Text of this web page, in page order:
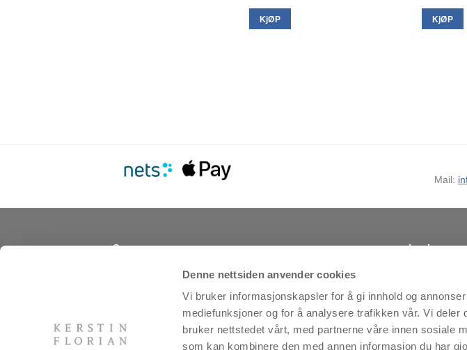
Denne nettsiden anvender cookies
Vi bruker informasjonskapsler for å gi innhold og
mediefunksjoner og for å analysere trafikken vår. Vi deler
bruker nettstedet vårt, med partnerne våre innen sosiale
som kan kombinere den med annen informasjon du har
KjØP KjØP
Mail:
Om os
Vi er produsenter av produkter for kropp og ansikt, skaper
distribusjon. Selskapet ble grunnlagt i USA i 1978 av
svenskfødte Kerstin Florian og er et av de mest
velrenommerte hudpleiemerkene i spaindustrien. Det
bygger på omfattende ekspertise innen naturlige
Lenker
Kontakt